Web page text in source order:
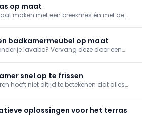
op maat
maken met een breekmes én met de
badkamermeubel op maat
je lavabo? Vervang deze door een
wij het doen en ga zelf aan de slag!
snel op te frissen
hoeft niet altijd te betekenen dat alles
zonder grote werken.
oplossingen voor het terras